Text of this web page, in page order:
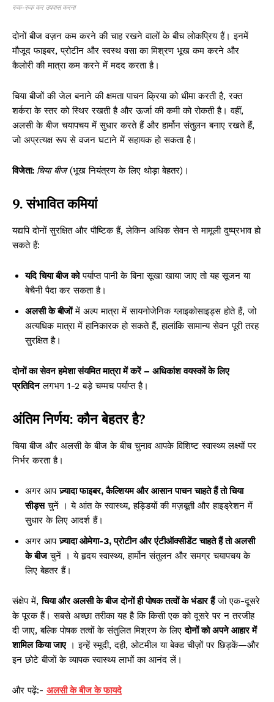
रुक-रुक कर उपवास करना
दोनों बीज वज़न कम करने की चाह रखने वालों के बीच लोकप्रिय हैं। इनमें
मौजूद फाइबर, प्रोटीन और स्वस्थ वसा का मिश्रण भूख कम करने और
कैलोरी की मात्रा कम करने में मदद करता है।
चिया बीजों की जेल बनाने की क्षमता पाचन क्रिया को धीमा करती है, रक्त
शर्करा के स्तर को स्थिर रखती है और ऊर्जा की कमी को रोकती है। वहीं,
अलसी के बीज चयापचय में सुधार करते हैं और हार्मोन संतुलन बनाए रखते हैं,
जो अप्रत्यक्ष रूप से वजन घटाने में सहायक हो सकता है।
विजेता: चिया बीज(भूख नियंत्रण के लिए थोड़ा बेहतर)।
9. संभावित कमियां
यद्यपि दोनों सुरक्षित और पौष्टिक हैं, लेकिन अधिक सेवन से मामूली दुष्प्रभाव हो
सकते हैं:
यदि चिया बीज कोपर्याप्त पानी के बिना सूखा खाया जाए तो यह सूजन या
बेचैनी पैदा कर सकता है।
अलसी के बीजोंमें अल्प मात्रा में सायनोजेनिक ग्लाइकोसाइड्स होते हैं, जो
अत्यधिक मात्रा में हानिकारक हो सकते हैं, हालांकि सामान्य सेवन पूरी तरह
सुरक्षित है।
दोनों का सेवन हमेशा संयमित मात्रा में करें – अधिकांश वयस्कों के लिए
प्रतिदिनलगभग 1-2 बड़े चम्मचपर्याप्त है।
अंतिम निर्णय: कौन बेहतर है?
चिया बीज और अलसी के बीज के बीच चुनाव आपके विशिष्ट स्वास्थ्य लक्ष्यों पर
निर्भर करता है।
अगर आपज़्यादा फाइबर, कैल्शियम और आसान पाचन चाहते हैं तोचिया
सीड्सचुनें । ये आंत के स्वास्थ्य, हड्डियों की मज़बूती और हाइड्रेशन में
सुधार के लिए आदर्श हैं।
अगर आपज़्यादा ओमेगा-3, प्रोटीन और एंटीऑक्सीडेंट चाहते हैं तोअलसी
के बीजचुनें । ये हृदय स्वास्थ्य, हार्मोन संतुलन और समग्र चयापचय के
लिए बेहतर हैं।
संक्षेप में,चिया और अलसी के बीज दोनों ही पोषक तत्वों के भंडार हैंजो एक-दूसरे
के पूरक हैं। सबसे अच्छा तरीका यह है कि किसी एक को दूसरे पर न तरजीह
दी जाए, बल्कि पोषक तत्वों के संतुलित मिश्रण के लिएदोनों को अपने आहार में
शामिल किया जाए। इन्हें स्मूदी, दही, ओटमील या बेक्ड चीज़ों पर छिड़कें—और
इन छोटे बीजों के व्यापक स्वास्थ्य लाभों का आनंद लें।
और पढ़ें:- अलसी के बीज के फायदे